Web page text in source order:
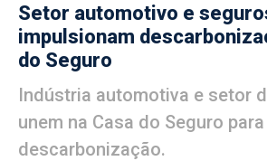
Setor automotivo e
impulsionam
do Seguro
Indústria automotiva e setor
unem na Casa do Seguro
descarbonização.